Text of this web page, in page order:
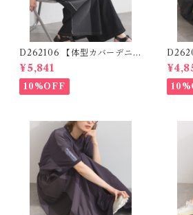
D262106 【体型カバーデニム
シリーズ】 デニム切替ワイド
パンツ / Denim Panel Wide
Pants (残りわずか)
¥5,841
10%OFF
ムシ
ゴデ
Logo